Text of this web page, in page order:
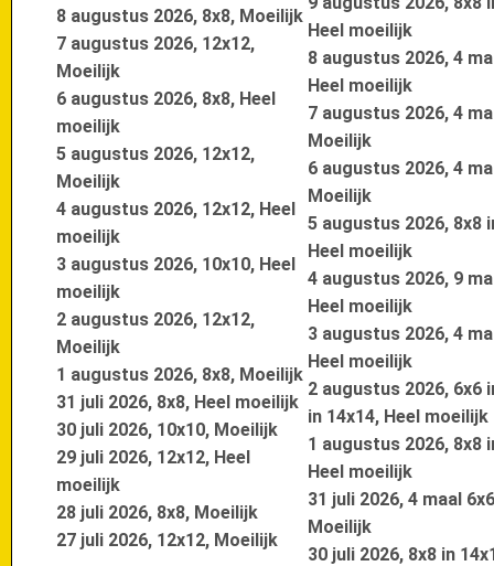
8 augustus 2026, 8x8, Moeilijk
7 augustus 2026, 12x12,
Moeilijk
6 augustus 2026, 8x8, Heel
moeilijk
5 augustus 2026, 12x12,
Moeilijk
4 augustus 2026, 12x12, Heel
moeilijk
3 augustus 2026, 10x10, Heel
moeilijk
2 augustus 2026, 12x12,
Moeilijk
1 augustus 2026, 8x8, Moeilijk
31 juli 2026, 8x8, Heel moeilijk
30 juli 2026, 10x10, Moeilijk
29 juli 2026, 12x12, Heel
moeilijk
28 juli 2026, 8x8, Moeilijk
27 juli 2026, 12x12, Moeilijk
Heel moeilijk
8 augustus 2026, 4
Heel moeilijk
7 augustus 2026, 4
Moeilijk
6 augustus 2026, 4
Moeilijk
5 augustus 2026, 8x8
Heel moeilijk
4 augustus 2026, 9
Heel moeilijk
3 augustus 2026, 4
Heel moeilijk
2 augustus 2026, 6x6
in 14x14, Heel moeilijk
1 augustus 2026, 8x8
Heel moeilijk
31 juli 2026, 4 maal
Moeilijk
30 juli 2026, 8x8 in